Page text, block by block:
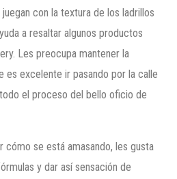
con la textura de los ladrillos
a resaltar algunos productos
Les preocupa mantener la
es excelente ir pasando por la calle
el proceso del bello oficio de
cómo se está amasando, les gusta
y dar así sensación de